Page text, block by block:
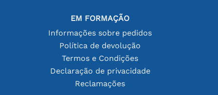
EM FORMAÇÃO
Informações sobre pedidos
Política de devolução
Termos e Condições
Declaração de privacidade
Reclamações